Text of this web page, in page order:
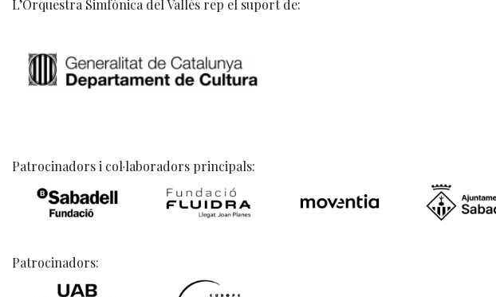
L’Orquestra Simfònica del Vallès rep el suport de:
Patrocinadors i col·laboradors principals:
Patrocinadors: